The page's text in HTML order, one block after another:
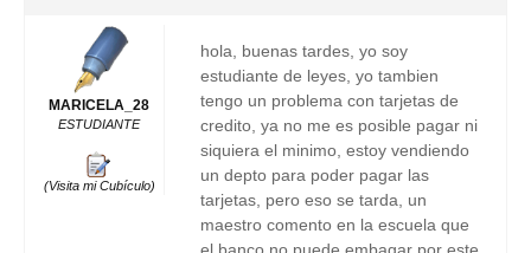
MARICELA_28
ESTUDIANTE
(Visita mi Cubículo)
hola, buenas tardes, yo soy
estudiante de leyes, yo tambien
tengo un problema con tarjetas de
credito, ya no me es posible pagar ni
siquiera el minimo, estoy vendiendo
un depto para poder pagar las
tarjetas, pero eso se tarda, un
maestro comento en la escuela que